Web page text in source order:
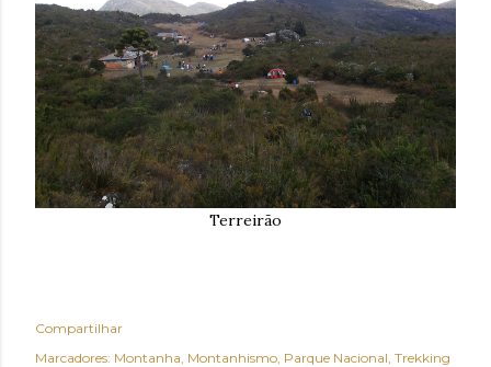
Terreirão
Compartilhar
Marcadores: Montanha Montanhismo Parque Nacional Trekking